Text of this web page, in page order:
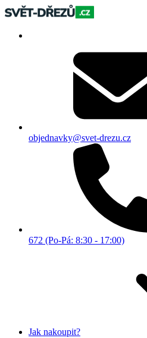
objednavky@svet-drezu.cz
672 (Po-Pá: 8:30 - 17:00)
Jak nakoupit?